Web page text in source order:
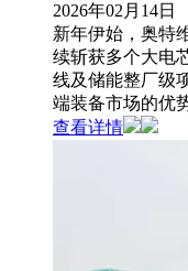
2026年02月14日
新年伊始，奥特
续斩获多个大电
线及储能整厂级
端装备市场的优
查看详情